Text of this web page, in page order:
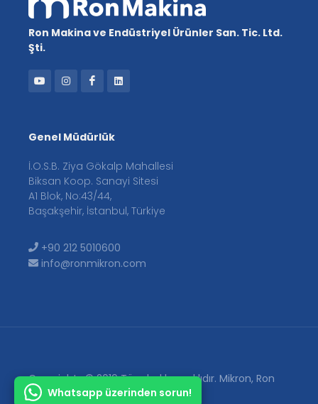
Whatsapp üzerinden sorun!
Ron Makina ve Endüstriyel Ürünler San. Tic. Ltd.
Şti.
Genel Müdürlük
İ.O.S.B. Ziya Gökalp Mahallesi
Biksan Koop. Sanayi Sitesi
A1 Blok, No:43/44,
Başakşehir, İstanbul, Türkiye
+90 212 5010600
info@ronmikron.com
Copyrights © 2019 Tüm hakları saklıdır. Mikron, Ron
Makina'nın tescilli markasıdır.